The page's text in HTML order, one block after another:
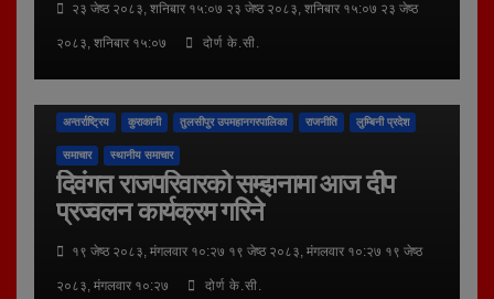
२३ जेष्ठ २०८३, शनिबार १५:०७ २३ जेष्ठ २०८३, शनिबार १५:०७ २३ जेष्ठ
२०८३, शनिबार १५:०७ दोर्ण के.सी.
अन्तर्राष्ट्रिय कुराकानी तुलसीपुर उपमहानगरपालिका राजनीति लुम्बिनी प्रदेश
समाचार स्थानीय समाचार
दिवंगत राजपरिवारको सम्झनामा आज दीप
प्रज्वलन कार्यक्रम गरिने
१९ जेष्ठ २०८३, मंगलवार १०:२७ १९ जेष्ठ २०८३, मंगलवार १०:२७ १९ जेष्ठ
२०८३, मंगलवार १०:२७ दोर्ण के.सी.